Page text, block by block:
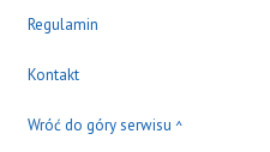
Regulamin
Kontakt
Wróć do góry serwisu ^